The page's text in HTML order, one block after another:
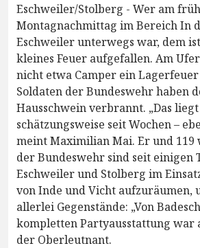
Eschweiler/Stolberg - Wer am
Montagnachmittag im Bereich In
Eschweiler unterwegs war, dem
kleines Feuer aufgefallen. Am
nicht etwa Camper ein
Soldaten der Bundeswehr haben
Hausschwein verbrannt. „Das
schätzungsweise seit Wochen –
meint Maximilian Mai. Er und 119
der Bundeswehr sind seit einigen
Eschweiler und Stolberg im
von Inde und Vicht aufzuräumen,
allerlei Gegenstände: „Von
kompletten Partyausstattung war
der Oberleutnant.